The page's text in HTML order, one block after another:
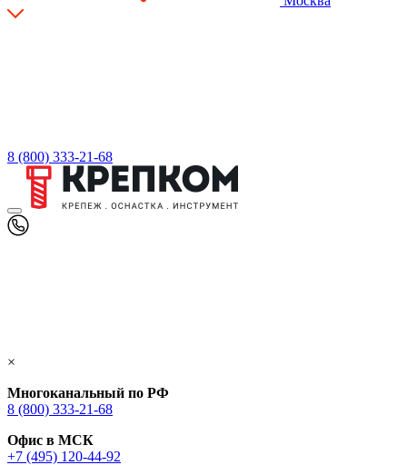
8 (800) 333-21-68
×
Многоканальный по РФ
8 (800) 333‑21-68
Офис в МСК
+7 (495) 120-44-92